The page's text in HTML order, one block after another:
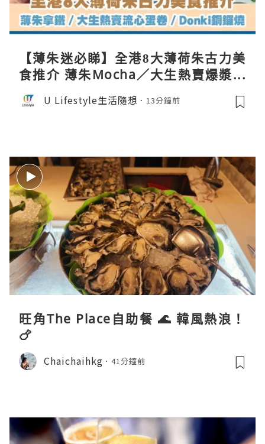
【薄朱迷必睇】全港8大薄荷朱古力美
食推介 薄朱Mocha／大生熱賣爆漿蛋
卷／Donki銅鑼燒
U Lifestyle生活隨想 13分鐘前
旺角The Place自助餐 🌊 韓風熱浪！
🍗
Chaichaihkg 41分鐘前